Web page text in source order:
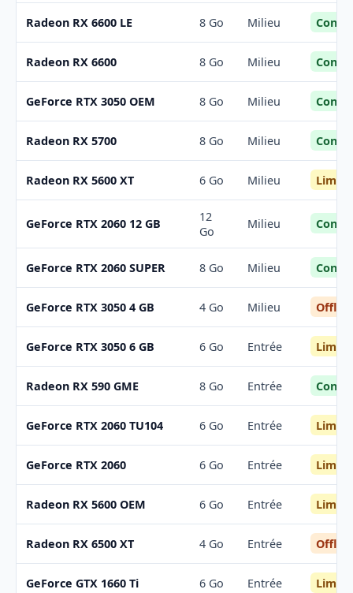
Radeon RX 6600 LE 8 Go Milieu
Radeon RX 6600 8 Go Milieu
GeForce RTX 3050 OEM 8 Go Milieu
Radeon RX 5700 8 Go Milieu
Radeon RX 5600 XT 6 Go Milieu Limite
GeForce RTX 2060 12 GB
12
Go
Milieu
GeForce RTX 2060 SUPER 8 Go Milieu
GeForce RTX 3050 4 GB 4 Go Milieu
GeForce RTX 3050 6 GB 6 Go Entrée Limite
Radeon RX 590 GME 8 Go Entrée
GeForce RTX 2060 TU104 6 Go Entrée Limite
GeForce RTX 2060 6 Go Entrée Limite
Radeon RX 5600 OEM 6 Go Entrée Limite
Radeon RX 6500 XT 4 Go Entrée
GeForce GTX 1660 Ti 6 Go Entrée Limite